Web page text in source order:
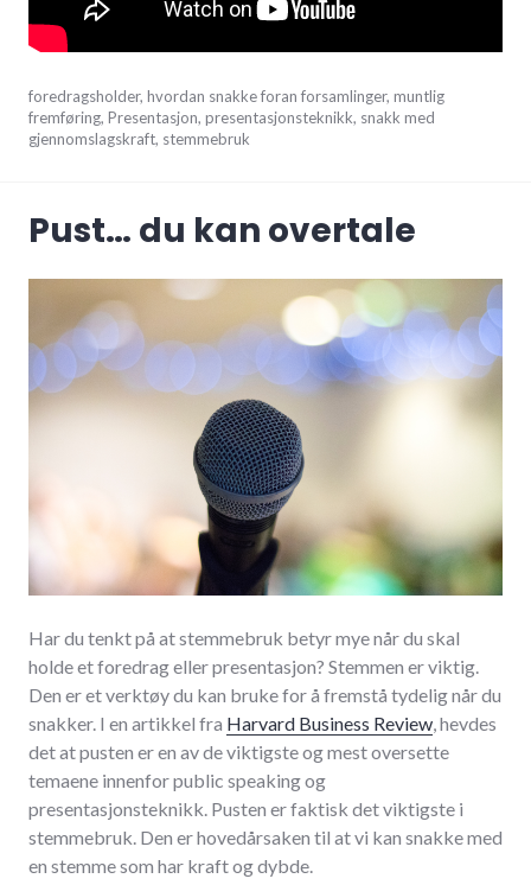
februar
26,
2021
foredragsholder, hvordan snakke foran forsamlinger, muntlig
fremføring, Presentasjon, presentasjonsteknikk, snakk med
gjennomslagskraft, stemmebruk
Pust… du kan overtale
Har du tenkt på at stemmebruk betyr mye når du skal
holde et foredrag eller presentasjon? Stemmen er viktig.
Den er et verktøy du kan bruke for å fremstå tydelig når du
snakker. I en artikkel fra Harvard Business Review, hevdes
det at pusten er en av de viktigste og mest oversette
temaene innenfor public speaking og
presentasjonsteknikk. Pusten er faktisk det viktigste i
stemmebruk. Den er hovedårsaken til at vi kan snakke med
en stemme som har kraft og dybde.